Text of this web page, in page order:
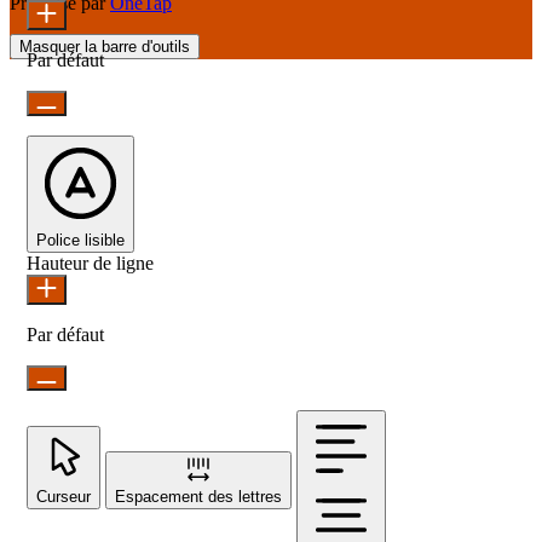
Masquer la barre d'outils
Par défaut
Police lisible
Hauteur de ligne
Par défaut
Curseur Espacement des lettres